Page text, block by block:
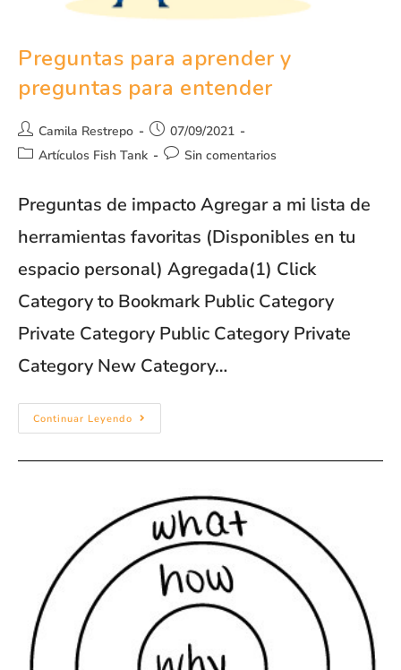
Preguntas para aprender y
preguntas para entender
Camila Restrepo
07/09/2021
Artículos Fish Tank
Sin comentarios
Preguntas de impacto Agregar a mi lista de
herramientas favoritas (Disponibles en tu
espacio personal) Agregada(1) Click
Category to Bookmark Public Category
Private Category Public Category Private
Category New Category…
Continuar Leyendo